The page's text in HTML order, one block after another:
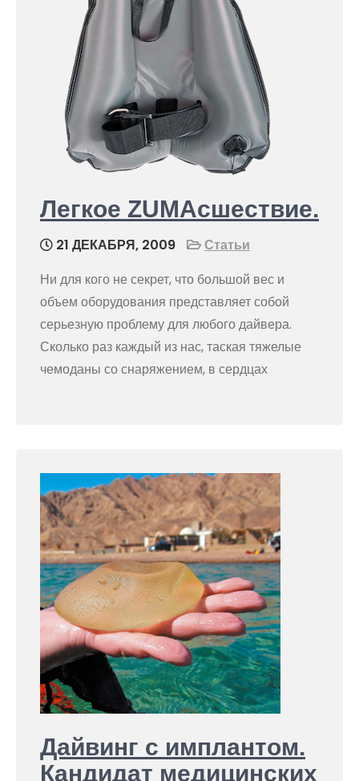
Легкое ZUMAсшествие.
21 ДЕКАБРЯ, 2009
Статьи
Ни для кого не секрет, что большой вес и
объем оборудования представляет собой
серьезную проблему для любого дайвера.
Сколько раз каждый из нас, таская тяжелые
чемоданы со снаряжением, в сердцах
Дайвинг с имплантом.
Кандидат медицинских